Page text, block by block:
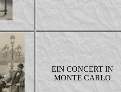
EIN CONCERT IN
MONTE CARLO